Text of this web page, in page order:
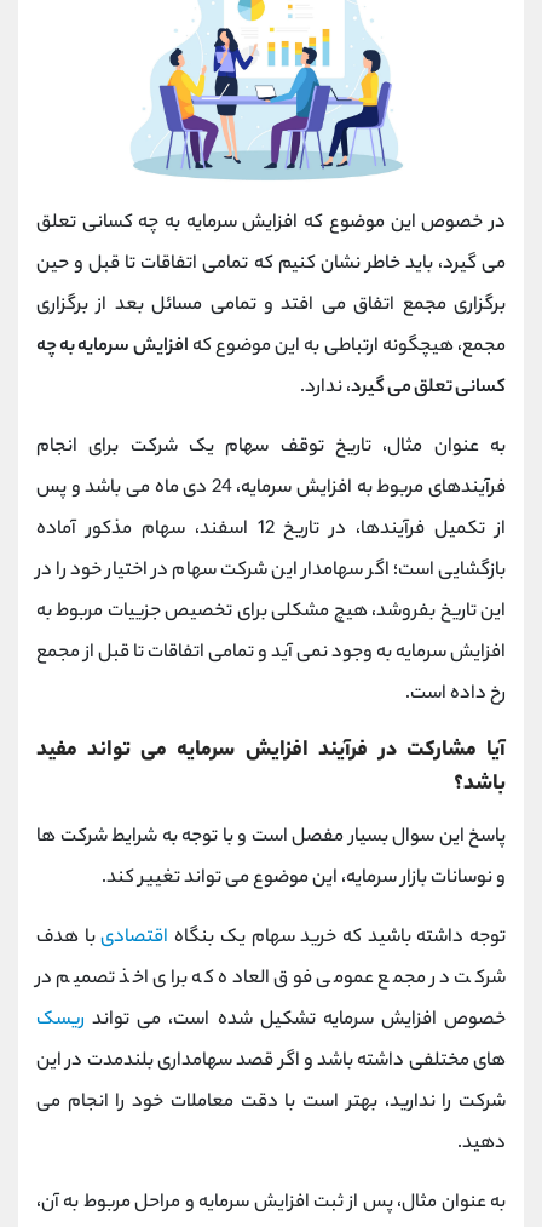
در خصوص این موضوع که افزایش سرمایه به چه کسانی تعلق
می گیرد، باید خاطر نشان کنیم که تمامی اتفاقات تا قبل و حین
برگزاری مجمع اتفاق می افتد و تمامی مسائل بعد از برگزاری
مجمع، هیچگونه ارتباطی به این موضوع که افزایش سرمایه به چه
کسانی تعلق می گیرد، ندارد.
به عنوان مثال، تاریخ توقف سهام یک شرکت برای انجام
فرآیندهای مربوط به افزایش سرمایه، 24 دی ماه می باشد و پس
از تکمیل فرآیندها، در تاریخ 12 اسفند، سهام مذکور آماده
بازگشایی است؛ اگر سهامدار این شرکت سهام در اختیار خود را در
این تاریخ بفروشد، هیچ مشکلی برای تخصیص جزییات مربوط به
افزایش سرمایه به وجود نمی آید و تمامی اتفاقات تا قبل از مجمع
رخ داده است.
آیا مشارکت در فرآیند افزایش سرمایه می تواند مفید
باشد؟
پاسخ این سوال بسیار مفصل است و با توجه به شرایط شرکت ها
و نوسانات بازار سرمایه، این موضوع می تواند تغییر کند.
توجه داشته باشید که خرید سهام یک بنگاه اقتصادیبا هدف
شرکت در مجمع عمومی فوق العاده که برای اخذ تصمیم در
خصوص افزایش سرمایه تشکیل شده است، می تواند ریسک
های مختلفی داشته باشد و اگر قصد سهامداری بلندمدت در این
شرکت را ندارید، بهتر است با دقت معاملات خود را انجام می
دهید.
به عنوان مثال، پس از ثبت افزایش سرمایه و مراحل مربوط به آن،